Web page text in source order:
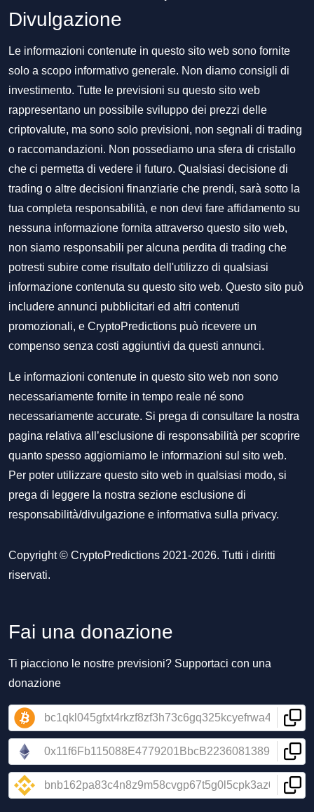
Divulgazione
Le informazioni contenute in questo sito web sono fornite
solo a scopo informativo generale. Non diamo consigli di
investimento. Tutte le previsioni su questo sito web
rappresentano un possibile sviluppo dei prezzi delle
criptovalute, ma sono solo previsioni, non segnali di trading
o raccomandazioni. Non possediamo una sfera di cristallo
che ci permetta di vedere il futuro. Qualsiasi decisione di
trading o altre decisioni finanziarie che prendi, sarà sotto la
tua completa responsabilità, e non devi fare affidamento su
nessuna informazione fornita attraverso questo sito web,
non siamo responsabili per alcuna perdita di trading che
potresti subire come risultato dell'utilizzo di qualsiasi
informazione contenuta su questo sito web. Questo sito può
includere annunci pubblicitari ed altri contenuti
promozionali, e CryptoPredictions può ricevere un
compenso senza costi aggiuntivi da questi annunci.
Le informazioni contenute in questo sito web non sono
necessariamente fornite in tempo reale né sono
necessariamente accurate. Si prega di consultare la nostra
pagina relativa all’esclusione di responsabilità per scoprire
quanto spesso aggiorniamo le informazioni sul sito web.
Per poter utilizzare questo sito web in qualsiasi modo, si
prega di leggere la nostra sezione esclusione di
responsabilità/divulgazione e informativa sulla privacy.
Copyright © CryptoPredictions 2021-2026. Tutti i diritti
riservati.
Fai una donazione
Ti piacciono le nostre previsioni? Supportaci con una
donazione